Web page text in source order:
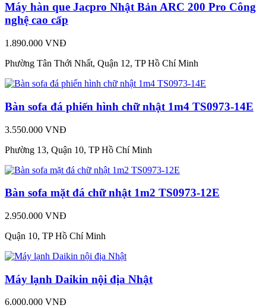
Máy hàn que Jacpro Nhật Bản ARC 200 Pro Công
nghệ cao cấp
1.890.000 VNĐ
Phường Tân Thới Nhất, Quận 12, TP Hồ Chí Minh
Bàn sofa đá phiến hình chữ nhật 1m4 TS0973-14E
3.550.000 VNĐ
Phường 13, Quận 10, TP Hồ Chí Minh
Bàn sofa mặt đá chữ nhật 1m2 TS0973-12E
2.950.000 VNĐ
Quận 10, TP Hồ Chí Minh
Máy lạnh Daikin nội địa Nhật
6.000.000 VNĐ